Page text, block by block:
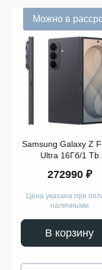
256
GB
GB
Можно в
Samsung Galaxy Z
Ultra 16Гб/1 Tb
272990 ₽
Цена указана при
наличными
В корзину